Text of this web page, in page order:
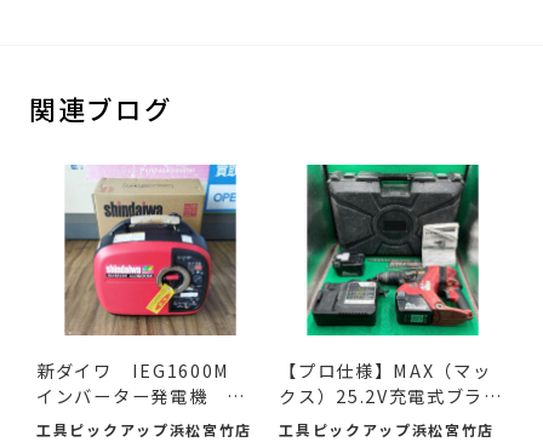
関連ブログ
新ダイワ IEG1600M
インバーター発電機 入
荷し...
工具ピックアップ浜松宮竹店
【プロ仕様】MAX（マッ
クス）25.2V充電式ブラシ
レ...
工具ピックアップ浜松宮竹店